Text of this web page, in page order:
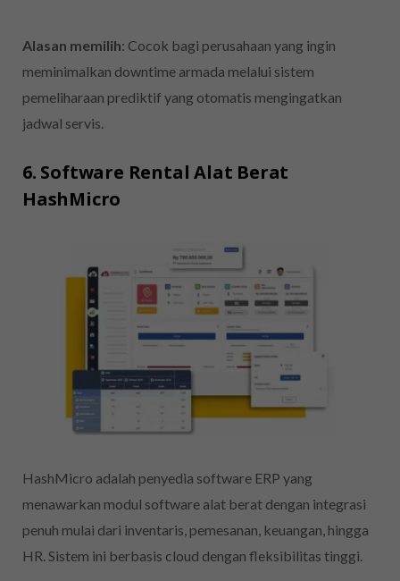
Alasan memilih: Cocok bagi perusahaan yang ingin
meminimalkan downtime armada melalui sistem
pemeliharaan prediktif yang otomatis mengingatkan
jadwal servis.
6. Software Rental Alat Berat
HashMicro
HashMicro adalah penyedia software ERP yang
menawarkan modul software alat berat dengan integrasi
penuh mulai dari inventaris, pemesanan, keuangan, hingga
HR. Sistem ini berbasis cloud dengan fleksibilitas tinggi.